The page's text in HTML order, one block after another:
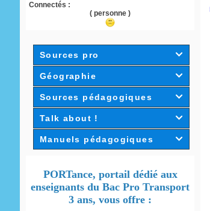
Connectés :
( personne )
Sources pro 
Géographie 
Sources pédagogiques 
Talk about ! 
Manuels pédagogiques 
PORTance, portail dédié aux
enseignants du Bac Pro Transport
3 ans, vous offre :